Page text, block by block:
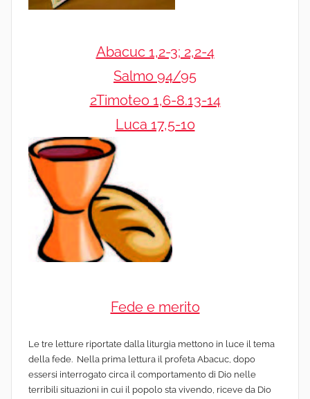
Abacuc 1,2-3; 2,2-4
Salmo 94/95
2Timoteo 1,6-8.13-14
Luca 17,5-10
Fede e merito
Le tre letture riportate dalla liturgia mettono in luce il tema
della fede. Nella prima lettura il profeta Abacuc, dopo
essersi interrogato circa il comportamento di Dio nelle
terribili situazioni in cui il popolo sta vivendo, riceve da Dio